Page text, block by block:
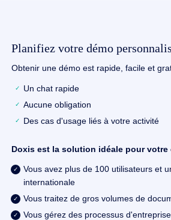
Planifiez votre démo
Obtenir une démo est rapide, facile et
Un chat rapide
Aucune obligation
Des cas d'usage liés à votre activité
Doxis est la solution idéale pour votre
Vous avez plus de 100 utilisateurs et
internationale
Vous traitez de gros volumes de
Vous gérez des processus